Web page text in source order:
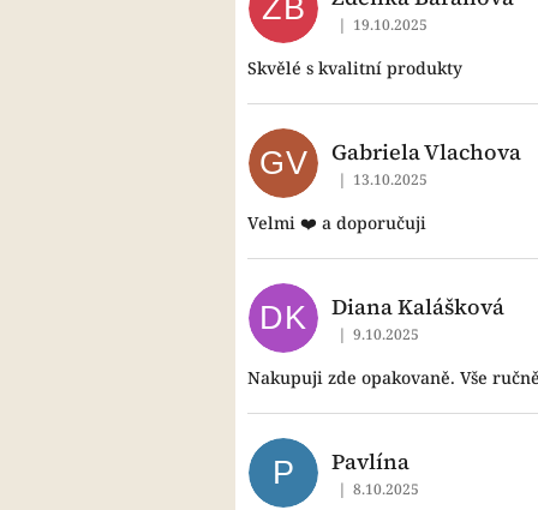
ZB
Hodnocení obchodu je 5
| 19.10.2025
Skvělé s kvalitní produkty
GV Gabriela Vlachova
Hodnocení obchodu je 5
| 13.10.2025
Velmi ❤️ a doporučuji
DK Diana Kalášková
Hodnocení obchodu je 5
| 9.10.2025
Nakupuji zde opakovaně. Vše
P Pavlína
Hodnocení obchodu je 5
| 8.10.2025